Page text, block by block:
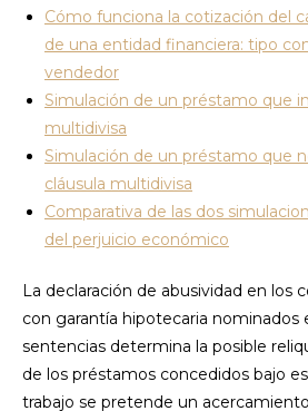
Cómo funciona la cotización del
de una entidad financiera: tipo
vendedor
Simulación de un préstamo que
multidivisa
Simulación de un préstamo que
cláusula multidivisa
Comparativa de las dos
del perjuicio económico
La declaración de abusividad en los
con garantía hipotecaria nominados
sentencias determina la posible
de los préstamos concedidos bajo
trabajo se pretende un